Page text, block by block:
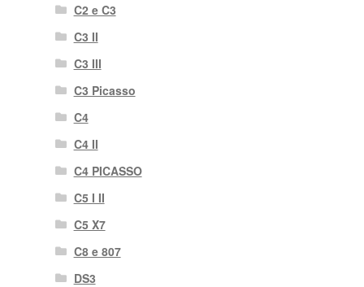
C2 e C3
C3 II
C3 III
C3 Picasso
C4
C4 II
C4 PICASSO
C5 I II
C5 X7
C8 e 807
DS3